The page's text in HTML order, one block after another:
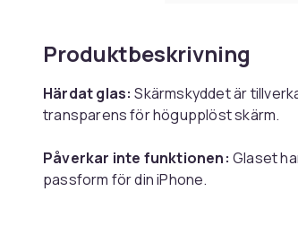
Produktbeskrivning
Härdat glas:Skärmskyddet är
transparens för högupplöst skärm.
Påverkar inte funktionen: Glaset
passform för din iPhone.